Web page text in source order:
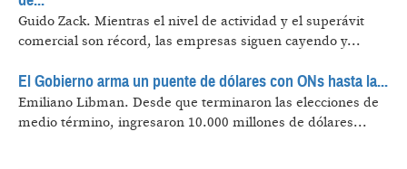
Guido Zack. Mientras el nivel de actividad y el superávit
comercial son récord, las empresas siguen cayendo y...
El Gobierno arma un puente de dólares con ONs hasta la...
Emiliano Libman. Desde que terminaron las elecciones de
medio término, ingresaron 10.000 millones de dólares...